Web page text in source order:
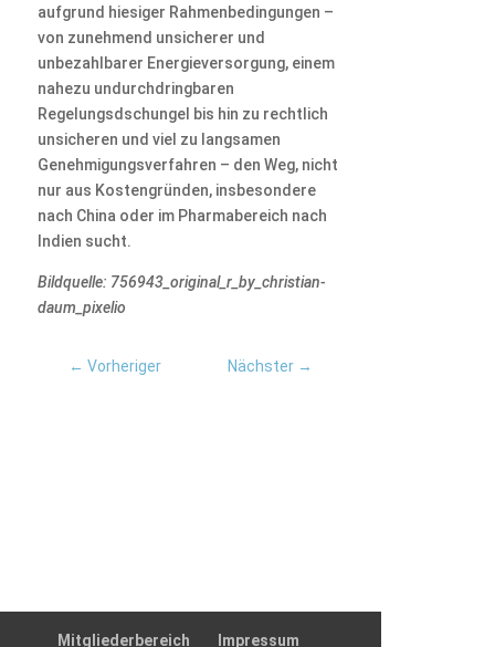
aufgrund hiesiger Rahmenbedingungen –
von zunehmend unsicherer und
unbezahlbarer Energieversorgung, einem
nahezu undurchdringbaren
Regelungsdschungel bis hin zu rechtlich
unsicheren und viel zu langsamen
Genehmigungsverfahren – den Weg, nicht
nur aus Kostengründen, insbesondere
nach China oder im Pharmabereich nach
Indien sucht.
Bildquelle: 756943_original_r_by_christian-
daum_pixelio
←Vorheriger Nächster→
Mitgliederbereich Impressum